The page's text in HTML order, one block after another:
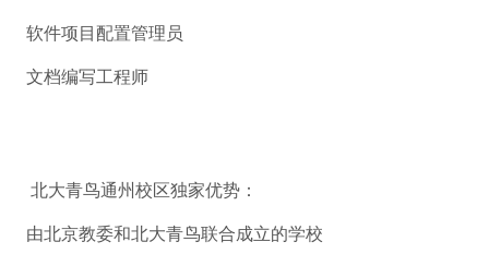
软件项目配置管理员
文档编写工程师
北大青鸟通州校区独家优势：
由北京教委和北大青鸟联合成立的学校